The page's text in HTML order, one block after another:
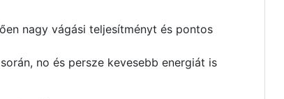
nagy vágási teljesítményt és pontos
no és persze kevesebb energiát is